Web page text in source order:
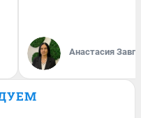
Анастасия